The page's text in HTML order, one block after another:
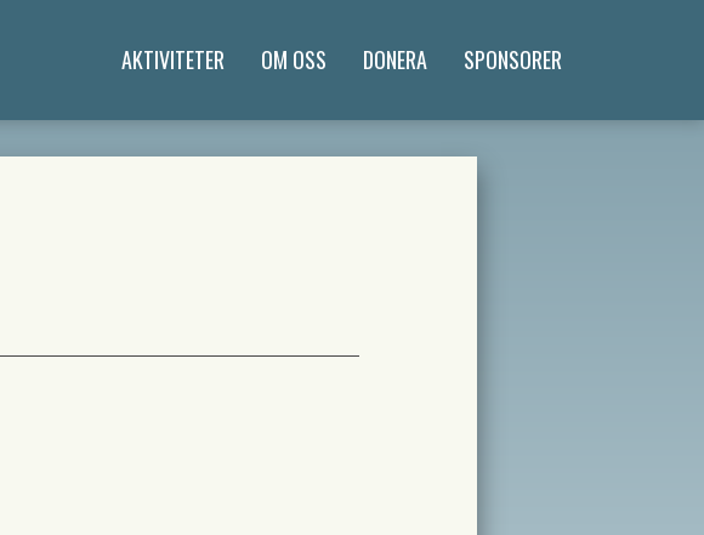
AKTIVITETER OM OSS DONERA SPONSORER